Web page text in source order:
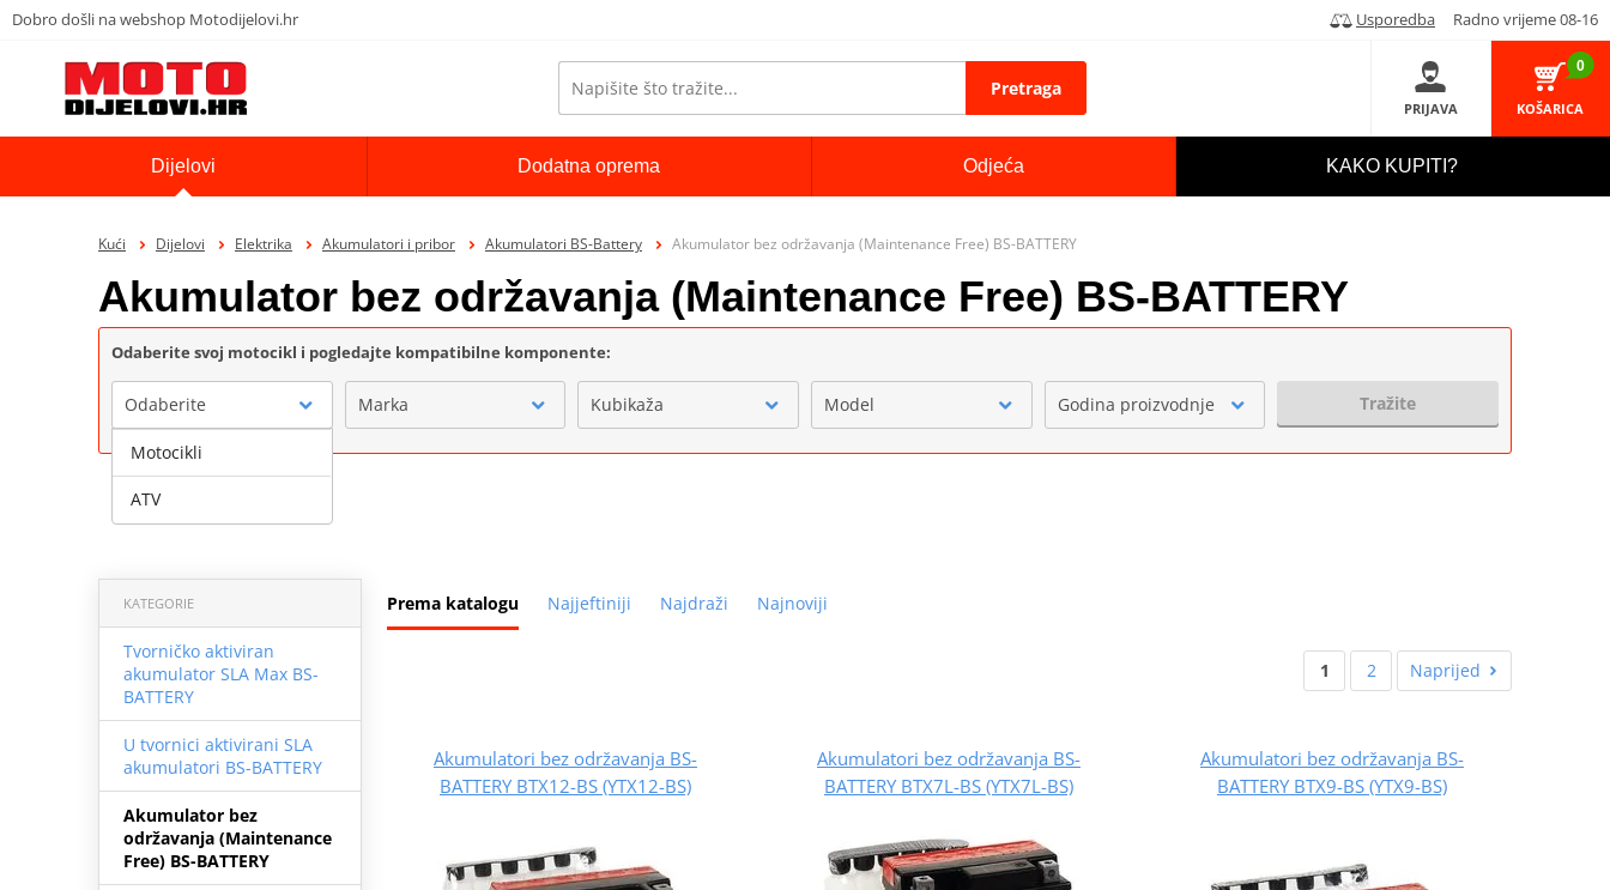
Dobro došli na webshop Motodijelovi.hr Usporedba Radno vrijeme 08-16
Pretraga
PRIJAVA
0
KOŠARICA
Dijelovi Dodatna oprema Odjeća KAKO KUPITI?
Kući Dijelovi Elektrika Akumulatori i pribor Akumulatori BS-Battery Akumulator bez održavanja (Maintenance Free) BS-BATTERY
Akumulator bez održavanja (Maintenance Free) BS-BATTERY
Odaberite svoj motocikl i pogledajte kompatibilne komponente:
Odaberite Marka Kubikaža Model Godina proizvodnje Tražite
Prema katalogu Najjeftiniji Najdraži Najnoviji
KATEGORIE
Tvorničko aktiviran
akumulator SLA Max BS-
BATTERY
U tvornici aktivirani SLA
akumulatori BS-BATTERY
Akumulator bez
održavanja (Maintenance
Free) BS-BATTERY
1 2 Naprijed
Akumulatori bez održavanja BS-
BATTERY BTX12-BS (YTX12-BS)
Akumulatori bez održavanja BS-
BATTERY BTX7L-BS (YTX7L-BS)
Akumulatori bez održavanja BS-
BATTERY BTX9-BS (YTX9-BS)
Motocikli
ATV